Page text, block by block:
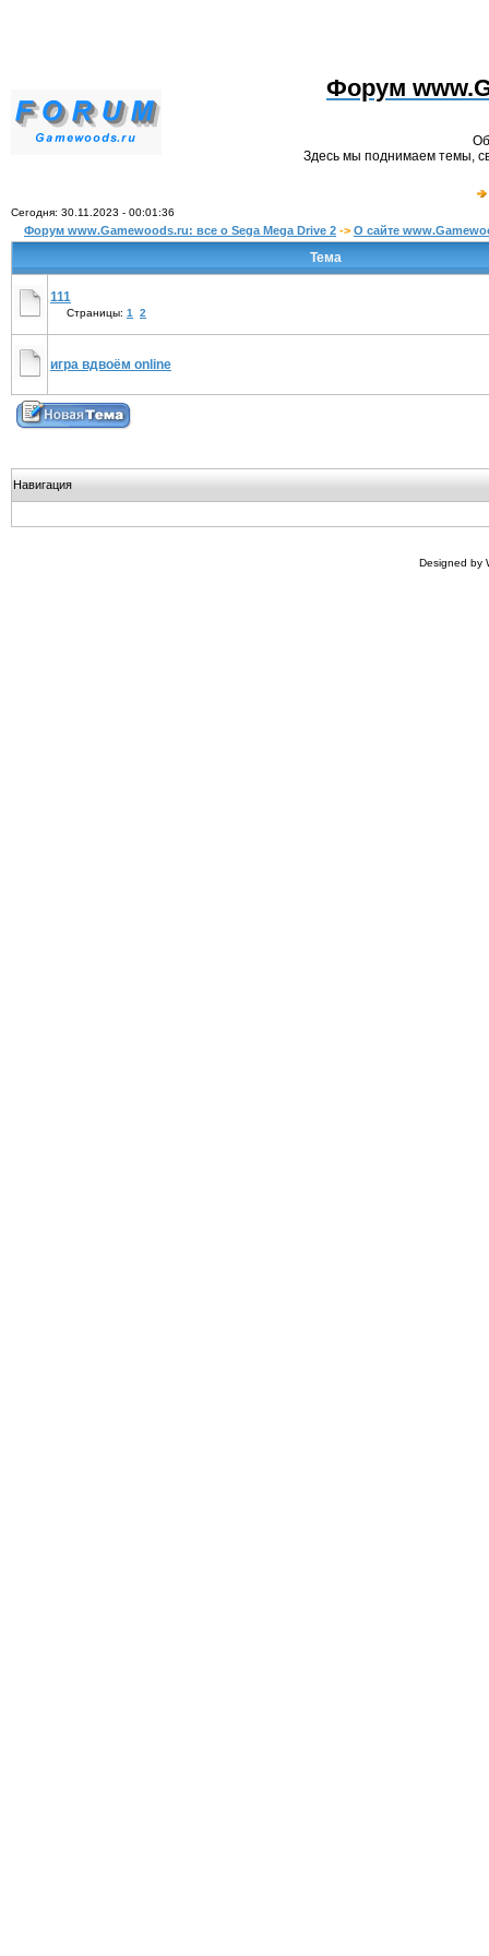
Форум
Здесь мы поднимаем темы,
Сегодня: 30.11.2023 - 00:01:36
Форум www.Gamewoods.ru: все о Sega Mega Drive 2 -> О сайте
Тема
111
Страницы: 1 2
игра вдвоём online
Навигация
Designed by